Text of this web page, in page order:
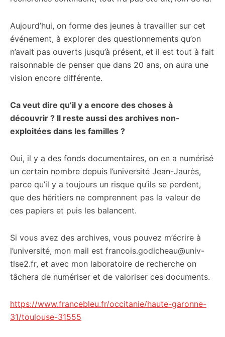
Aujourd’hui, on forme des jeunes à travailler sur cet
événement, à explorer des questionnements qu’on
n’avait pas ouverts jusqu’à présent, et il est tout à fait
raisonnable de penser que dans 20 ans, on aura une
vision encore différente.
Ca veut dire qu’il y a encore des choses à
découvrir ? Il reste aussi des archives non-
exploitées dans les familles ?
Oui, il y a des fonds documentaires, on en a numérisé
un certain nombre depuis l’université Jean-Jaurès,
parce qu’il y a toujours un risque qu’ils se perdent,
que des héritiers ne comprennent pas la valeur de
ces papiers et puis les balancent.
Si vous avez des archives, vous pouvez m’écrire à
l’université, mon mail est francois.godicheau@univ-
tlse2.fr, et avec mon laboratoire de recherche on
tâchera de numériser et de valoriser ces documents.
https://www.francebleu.fr/occitanie/haute-garonne-
31/toulouse-31555